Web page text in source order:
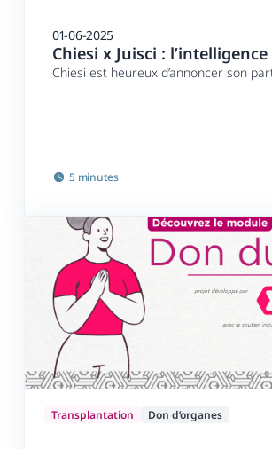
01-06-2025
Chiesi x Juisci :
Chiesi est heureux d’annoncer son
5 minutes
Transplantation Don d’organes